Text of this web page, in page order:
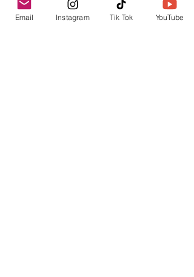
Email Instagram Tik Tok YouTube